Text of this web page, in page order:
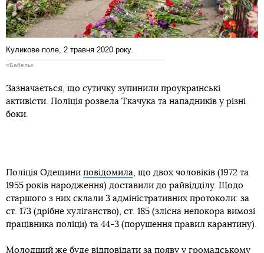
Куликове поле, 2 травня 2020 року.
«Бабель»
Зазначається, що сутичку зупинили проукраїнські
активісти. Поліція розвела Ткачука та нападників у різні
боки.
Поліція Одещини повідомила , що двох чоловіків (1972 та
1955 років народження) доставили до райвідділу. Щодо
старшого з них склали 3 адміністративних протоколи: за
ст. 173 (дрібне хуліганство), ст. 185 (злісна непокора вимозі
працівника поліції) та 44-3 (порушення правил карантину).
Молодший же буде відповідати за появу у громадському